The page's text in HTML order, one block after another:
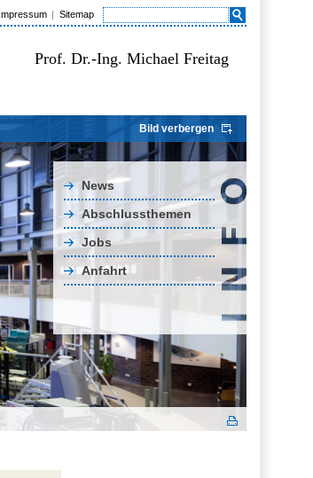
Impressum Sitemap
Prof. Dr.-Ing. Michael Freitag
Bild verbergen
News
Abschlussthemen
Jobs
Anfahrt